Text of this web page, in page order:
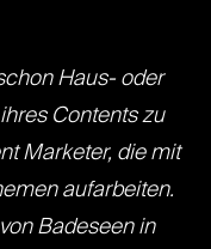
Haus- oder
Contents zu
Marketer, die mit
aufarbeiten.
Badeseen in